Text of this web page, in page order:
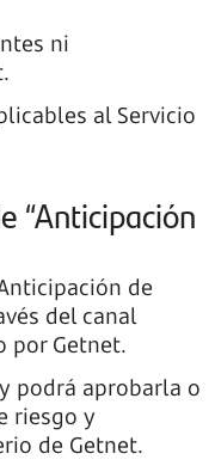
ni
al Servicio
“Anticipación
de
del canal
por Getnet.
podrá aprobarla o
riesgo y
de Getnet.